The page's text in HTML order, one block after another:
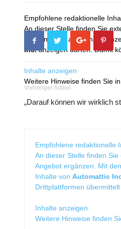
Empfohlene redaktionelle
An dieser Stelle finden Sie
Mit dem Klick auf "Inhalte
Inc.anzeigen dürfen. Damit
Inhalte anzeigen
Weitere Hinweise finden Sie
Vorheriger Artikel
„Darauf können wir wirklich
Empfohlene redaktionelle
An dieser Stelle finden
Angebot ergänzen. Mit
Inhalte von Automattic
Drittplattformen übermittelt
Inhalte anzeigen
Weitere Hinweise finden